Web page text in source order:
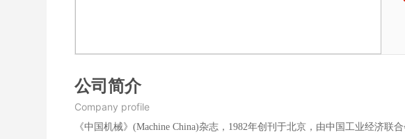
公司简介
Company profile
《中国机械》(Machine China)杂志，1982年创刊于北京，由中国工业经济